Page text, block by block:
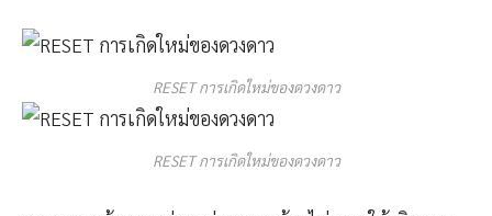
RESET การเกิดใหม่ของดวงดาว
RESET การเกิดใหม่ของดวงดาว